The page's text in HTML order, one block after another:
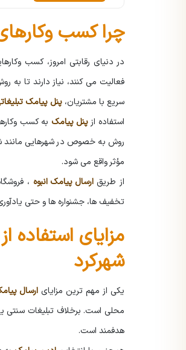
چرا کسب
در دنیای رقابتی امروز، کسب
فعالیت می کنند، نیاز دارند تا به
سریع با مشتریان، پنل پیامک
استفاده ازپنل پیامک به کسب
روش به خصوص در شهرهایی مانند
مؤثر واقع می شود.
از طریقارسال پیامک انبوه ،
تخفیف ها، جشنواره ها و حتی
مزایای استفاده
شهرکرد
یکی از مهم ترین مزایای ارسال
محلی است. برخلاف تبلیغات سنتی
هدفمند است.